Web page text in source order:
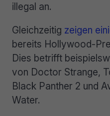
illegal an.
Gleichzeitig zeigen
bereits Hollywood-
Dies betrifft
von Doctor Strange,
Black Panther 2 und
Water.